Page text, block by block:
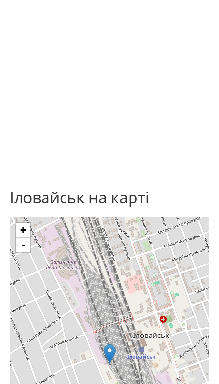
Іловайськ на карті
+
-